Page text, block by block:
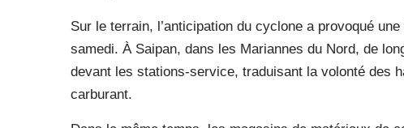
Sur le terrain, l’anticipation du cyclone a provoqué
samedi. À Saipan, dans les Mariannes du Nord, de
devant les stations-service, traduisant la volonté des
carburant.